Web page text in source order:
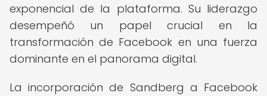
exponencial de la plataforma. Su liderazgo
desempeñó un papel crucial en la
transformación de Facebook en una fuerza
dominante en el panorama digital.
La incorporación de Sandberg a Facebook